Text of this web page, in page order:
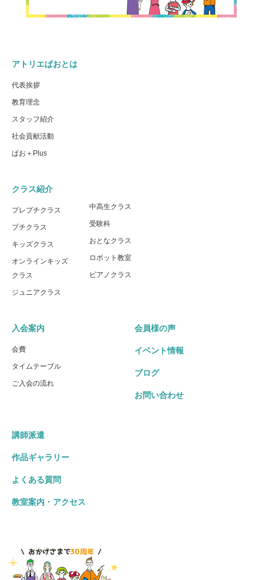
アトリエぱおとは
代表挨拶
教育理念
スタッフ紹介
社会貢献活動
ぱお＋Plus
クラス紹介
プレプチクラス
プチクラス
キッズクラス
オンラインキッズ
クラス
ジュニアクラス
中高生クラス
受験科
おとなクラス
ロボット教室
ピアノクラス
入会案内
会費
タイムテーブル
ご入会の流れ
会員様の声
イベント情報
ブログ
お問い合わせ
講師派遣
作品ギャラリー
よくある質問
教室案内・アクセス